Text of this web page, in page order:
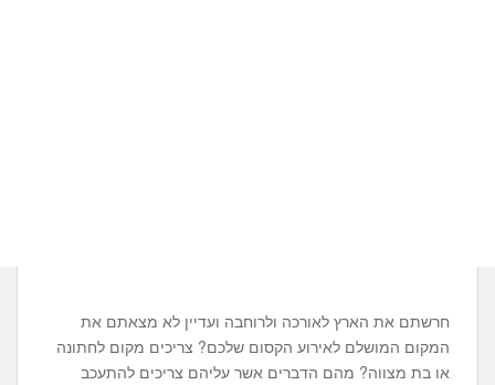
חרשתם את הארץ לאורכה ולרוחבה ועדיין לא מצאתם את
המקום המושלם לאירוע הקסום שלכם? צריכים מקום לחתונה
או בת מצווה? מהם הדברים אשר עליהם צריכים להתעכב